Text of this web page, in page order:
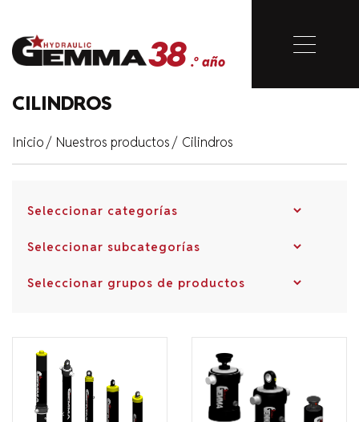
38 .º año
Cerrar
Inicio
Productos
CILINDROS
Inicio/ Nuestros productos/ Cilindros